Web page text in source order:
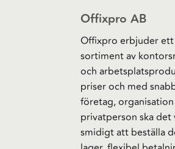
Offixpro AB
Offixpro erbjuder
sortiment av
och
priser och med
företag,
privatperson ska
smidigt att beställa